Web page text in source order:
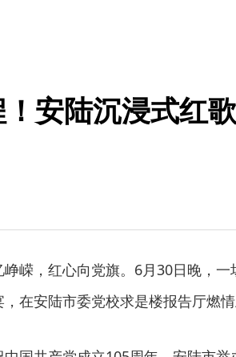
安陆沉浸式红
峥嵘，红心向党旗。6月30日晚，
在安陆市委党校求是楼报告厅燃情